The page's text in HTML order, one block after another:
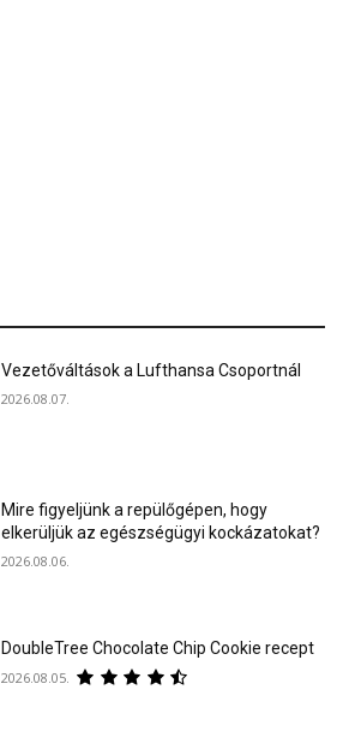
Vezetőváltások a Lufthansa Csoportnál
2026.08.07.
Mire figyeljünk a repülőgépen, hogy
elkerüljük az egészségügyi kockázatokat?
2026.08.06.
DoubleTree Chocolate Chip Cookie recept
2026.08.05.